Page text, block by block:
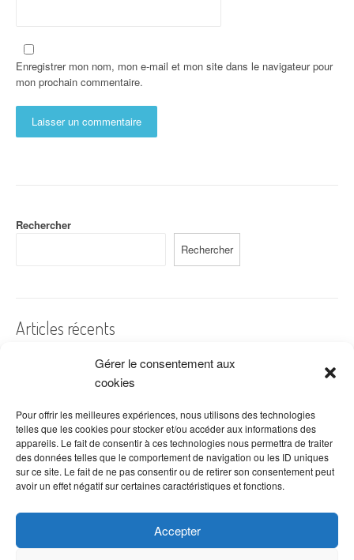
Gérer le consentement aux
cookies
Pour offrir les meilleures expériences, nous utilisons des technologies
telles que les cookies pour stocker et/ou accéder aux informations des
appareils. Le fait de consentir à ces technologies nous permettra de traiter
des données telles que le comportement de navigation ou les ID uniques
sur ce site. Le fait de ne pas consentir ou de retirer son consentement peut
avoir un effet négatif sur certaines caractéristiques et fonctions.
Accepter
Enregistrer mon nom, mon e-mail et mon site dans le navigateur pour
mon prochain commentaire.
Rechercher
Rechercher
Articles récents
A quelles dates de l’année offre-t-on des fleurs ?
Les fleurs préférées des Français
Combien de fois arroser un cactus ?
Quelles fleurs offrir pour la fête des mères ?
Idées de décoration avec fleurs séchées